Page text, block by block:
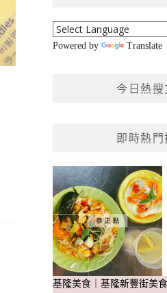
Powered by Translate
今日熱搜
即時熱門
基隆美食｜基隆新豐街美